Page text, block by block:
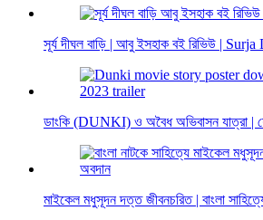
সূর্য দীঘল বাড়ি | আবু ইসহাক বই রিভিউ |
ডাংকি (DUNKI) ও অবৈধ অভিবাসন যাত্রা |
মাইকেল মধুসূদন দত্ত জীবনচরিত | বাংলা